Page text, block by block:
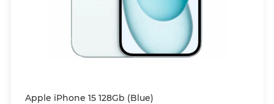
Apple iPhone 15 128Gb (Blue)